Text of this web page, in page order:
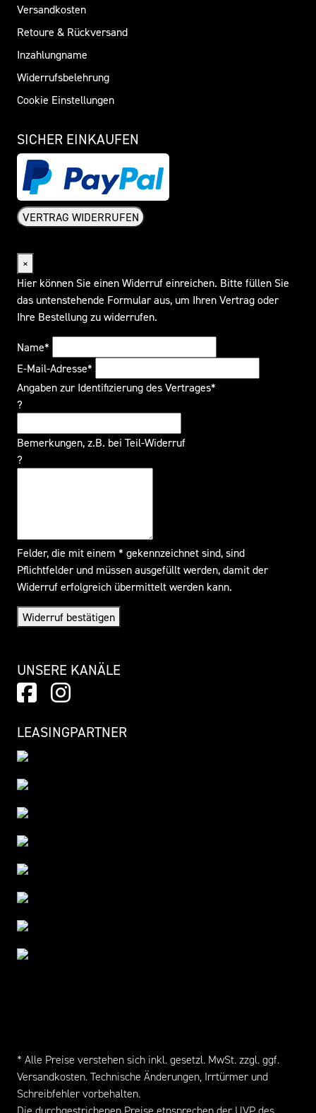
Versandkosten
Retoure & Rückversand
Inzahlungname
Widerrufsbelehrung
Cookie Einstellungen
SICHER EINKAUFEN
VERTRAG WIDERRUFEN
×
Hier können Sie einen Widerruf einreichen. Bitte füllen Sie
das untenstehende Formular aus, um Ihren Vertrag oder
Ihre Bestellung zu widerrufen.
Name*
E-Mail-Adresse*
Angaben zur Identifizierung des Vertrages*
?
Bemerkungen, z.B. bei Teil-Widerruf
?
Felder, die mit einem * gekennzeichnet sind, sind
Pflichtfelder und müssen ausgefüllt werden, damit der
Widerruf erfolgreich übermittelt werden kann.
Widerruf bestätigen
UNSERE KANÄLE
LEASINGPARTNER
* Alle Preise verstehen sich inkl. gesetzl. MwSt. zzgl. ggf.
Versandkosten. Technische Änderungen, Irrtürmer und
Schreibfehler vorbehalten.
Die durchgestrichenen Preise etnsprechen der UVP des